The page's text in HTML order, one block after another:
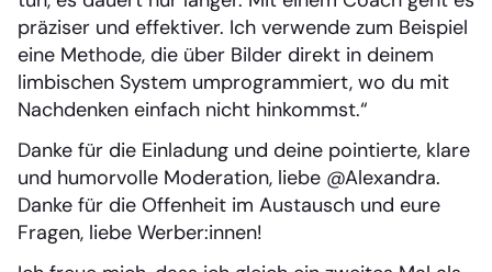
präziser und effektiver. Ich verwende zum Beispiel
eine Methode, die über Bilder direkt in deinem
limbischen System umprogrammiert, wo du mit
Nachdenken einfach nicht hinkommst.“
Danke für die Einladung und deine pointierte, klare
und humorvolle Moderation, liebe @Alexandra.
Danke für die Offenheit im Austausch und eure
Fragen, liebe Werber:innen!